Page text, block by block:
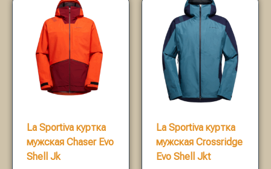
La Sportiva куртка
мужская Chaser Evo
Shell Jk
La Sportiva куртка
мужская Crossridge
Evo Shell Jkt